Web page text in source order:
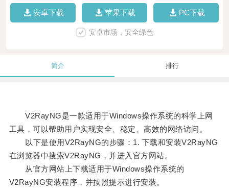
安卓下载 苹果下载 PC下载
安卓市场，安全绿色
简介 排行
V2RayNG是一款适用于Windows操作系统的科学上网
工具，可以帮助用户实现安全、稳定、高效的网络访问。
以下是使用V2RayNG的步骤：1. 下载和安装V2RayNG
在浏览器中搜索V2RayNG，并进入官方网站。
从官方网站上下载适用于Windows操作系统的
V2RayNG安装程序，并按照提示进行安装。